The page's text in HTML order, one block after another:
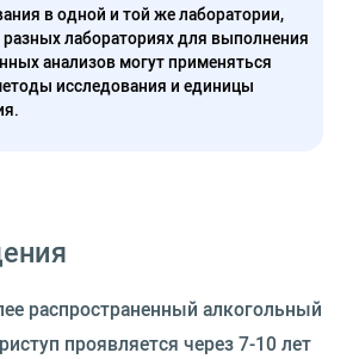
в одной и той же лаборатории,
разных лабораториях для выполнения
анализов могут применяться
исследования и единицы
распространенный алкогольный
проявляется через 7-10 лет